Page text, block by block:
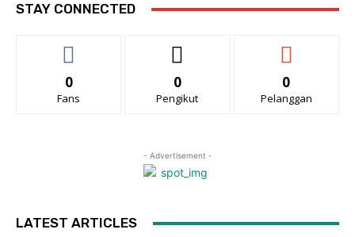
STAY CONNECTED
0
Fans
0
Pengikut
0
Pelanggan
- Advertisement -
LATEST ARTICLES